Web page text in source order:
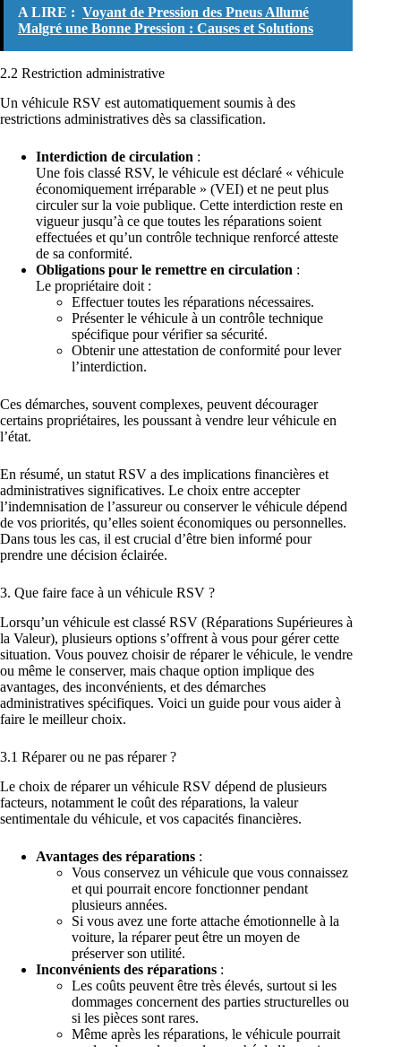
A LIRE : Voyant de Pression des Pneus Allumé
Malgré une Bonne Pression : Causes et Solutions
2.2 Restriction administrative
Un véhicule RSV est automatiquement soumis à des
restrictions administratives dès sa classification.
Interdiction de circulation :
Une fois classé RSV, le véhicule est déclaré « véhicule
économiquement irréparable » (VEI) et ne peut plus
circuler sur la voie publique. Cette interdiction reste en
vigueur jusqu’à ce que toutes les réparations soient
effectuées et qu’un contrôle technique renforcé atteste
de sa conformité.
Obligations pour le remettre en circulation :
Le propriétaire doit :
Effectuer toutes les réparations nécessaires.
Présenter le véhicule à un contrôle technique
spécifique pour vérifier sa sécurité.
Obtenir une attestation de conformité pour lever
l’interdiction.
Ces démarches, souvent complexes, peuvent décourager
certains propriétaires, les poussant à vendre leur véhicule en
l’état.
En résumé, un statut RSV a des implications financières et
administratives significatives. Le choix entre accepter
l’indemnisation de l’assureur ou conserver le véhicule dépend
de vos priorités, qu’elles soient économiques ou personnelles.
Dans tous les cas, il est crucial d’être bien informé pour
prendre une décision éclairée.
3. Que faire face à un véhicule RSV ?
Lorsqu’un véhicule est classé RSV (Réparations Supérieures à
la Valeur), plusieurs options s’offrent à vous pour gérer cette
situation. Vous pouvez choisir de réparer le véhicule, le vendre
ou même le conserver, mais chaque option implique des
avantages, des inconvénients, et des démarches
administratives spécifiques. Voici un guide pour vous aider à
faire le meilleur choix.
3.1 Réparer ou ne pas réparer ?
Le choix de réparer un véhicule RSV dépend de plusieurs
facteurs, notamment le coût des réparations, la valeur
sentimentale du véhicule, et vos capacités financières.
Avantages des réparations :
Vous conservez un véhicule que vous connaissez
et qui pourrait encore fonctionner pendant
plusieurs années.
Si vous avez une forte attache émotionnelle à la
voiture, la réparer peut être un moyen de
préserver son utilité.
Inconvénients des réparations :
Les coûts peuvent être très élevés, surtout si les
dommages concernent des parties structurelles ou
si les pièces sont rares.
Même après les réparations, le véhicule pourrait